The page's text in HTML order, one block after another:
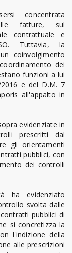
concentrata
fatture, sul
contrattuale e
Tuttavia, la
coinvolgimento
dei
funzioni a lui
e del D.M. 7
all'appalto in
evidenziate in
prescritti dal
gli orientamenti
pubblici, con
dei controlli
ha evidenziato
svolta dalle
pubblici di
si concretizza la
l'indizione della
alle prescrizioni